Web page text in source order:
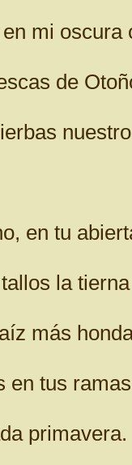
mi oscura
de
en tu
la
más
en tus
primavera.